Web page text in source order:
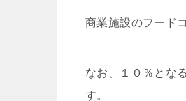
商業施設のフード
なお、１０％とな
す。